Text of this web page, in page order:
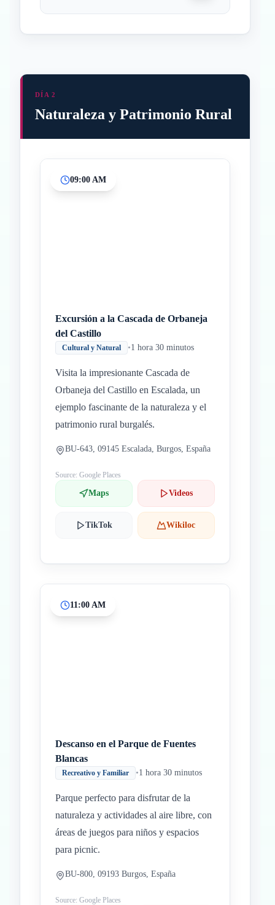
DÍA 2
Naturaleza y Patrimonio Rural
09:00 AM
Excursión a la Cascada de Orbaneja
del Castillo
Cultural y Natural •1 hora 30 minutos
Visita la impresionante Cascada de
Orbaneja del Castillo en Escalada, un
ejemplo fascinante de la naturaleza y el
patrimonio rural burgalés.
BU-643, 09145 Escalada, Burgos, España
Source: Google Places
Maps Videos
TikTok Wikiloc
11:00 AM
Descanso en el Parque de Fuentes
Blancas
Recreativo y Familiar •1 hora 30 minutos
Parque perfecto para disfrutar de la
naturaleza y actividades al aire libre, con
áreas de juegos para niños y espacios
para picnic.
BU-800, 09193 Burgos, España
Source: Google Places